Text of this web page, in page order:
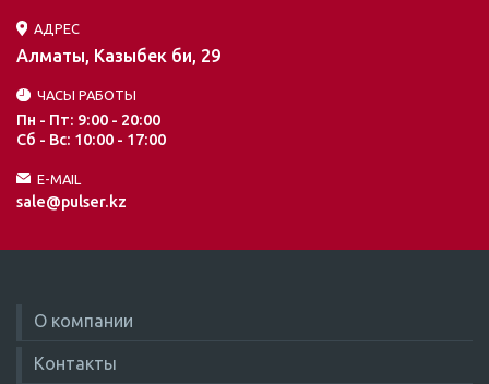
АДРЕС
Алматы, Казыбек би, 29
ЧАСЫ РАБОТЫ
Пн - Пт: 9:00 - 20:00
Сб - Вс: 10:00 - 17:00
E-MAIL
sale@pulser.kz
О компании
Контакты